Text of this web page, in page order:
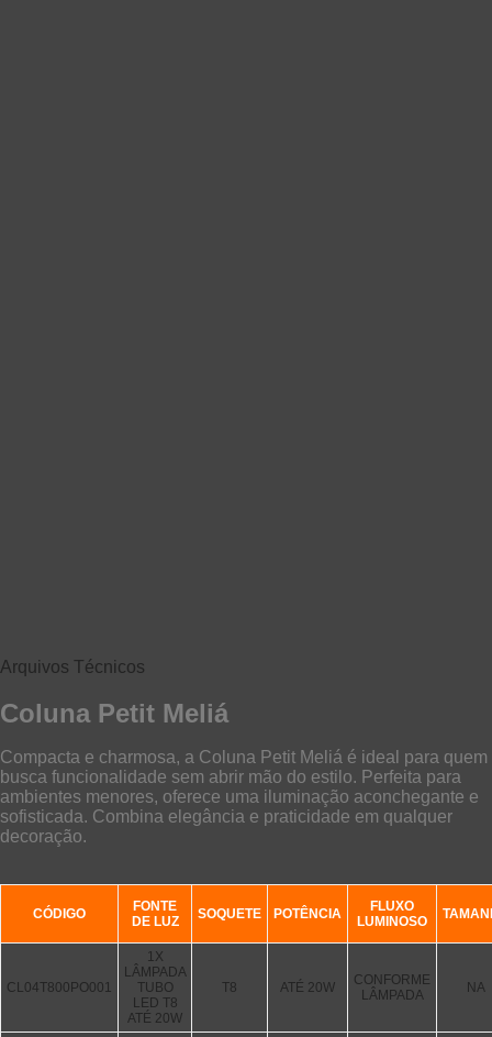
Arquivos Técnicos
Coluna Petit Meliá
Compacta e charmosa, a Coluna Petit Meliá é ideal para quem
busca funcionalidade sem abrir mão do estilo. Perfeita para
ambientes menores, oferece uma iluminação aconchegante e
sofisticada. Combina elegância e praticidade em qualquer
decoração.
CÓDIGO
FONTE
DE LUZ
SOQUETE POTÊNCIA
FLUXO
LUMINOSO
CL04T800PO001
1X
LÂMPADA
TUBO
LED T8
ATÉ 20W
T8 ATÉ 20W
CONFORME
LÂMPADA
NA